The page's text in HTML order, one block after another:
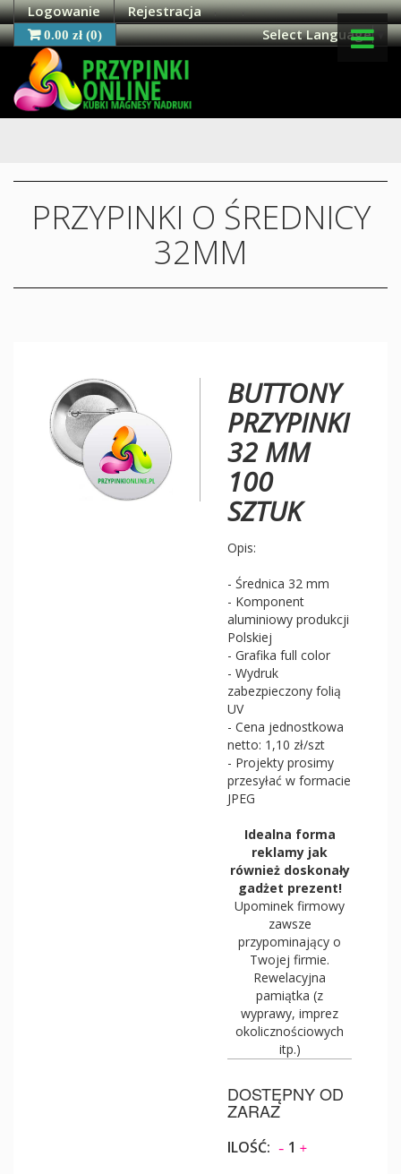
Logowanie
Rejestracja
Select Language ▼
0.00 zł (0)
PRZYPINKI O ŚREDNICY
32MM
BUTTONY
PRZYPINKI
32 MM
100
SZTUK
Opis:
- Średnica 32 mm
- Komponent
aluminiowy produkcji
Polskiej
- Grafika full color
- Wydruk
zabezpieczony folią
UV
- Cena jednostkowa
netto: 1,10 zł/szt
- Projekty prosimy
przesyłać w formacie
JPEG
Idealna forma
reklamy jak
również doskonały
gadżet prezent!
Upominek firmowy
zawsze
przypominający o
Twojej firmie.
Rewelacyjna
pamiątka (z
wyprawy, imprez
okolicznościowych
itp.)
DOSTĘPNY OD
ZARAZ
ILOŚĆ: 1